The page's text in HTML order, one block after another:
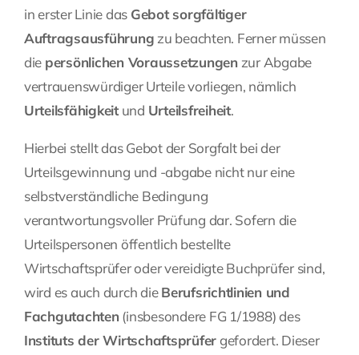
in erster Linie das Gebot sorgfältiger
Auftragsausführung zu beachten. Ferner müssen
die persönlichen Voraussetzungen zur Abgabe
vertrauenswürdiger Urteile vorliegen, nämlich
Urteilsfähigkeitund Urteilsfreiheit.
Hierbei stellt das Gebot der Sorgfalt bei der
Urteilsgewinnung und -abgabe nicht nur eine
selbstverständliche Bedingung
verantwortungsvoller Prüfung dar. Sofern die
Urteilspersonen öffentlich bestellte
Wirtschaftsprüfer oder vereidigte Buchprüfer sind,
wird es auch durch dieBerufsrichtlinien und
Fachgutachten (insbesondere FG 1/1988) des
Instituts der Wirtschaftsprüfergefordert. Dieser